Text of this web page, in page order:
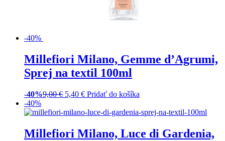
-40%
Millefiori Milano, Gemme d’Agrumi,
Sprej na textil 100ml
-40%9,00€ 5,40 € Pridať do košíka
-40%
Millefiori Milano, Luce di Gardenia,